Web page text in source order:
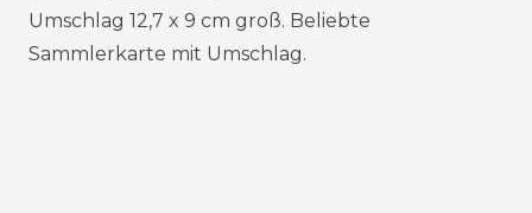
Umschlag 12,7 x 9 cm groß. Beliebte
Sammlerkarte mit Umschlag.